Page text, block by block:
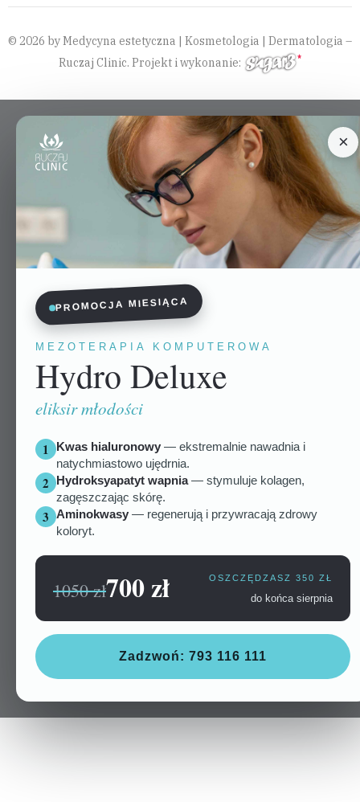
© 2026 by Medycyna estetyczna | Kosmetologia | Dermatologia –
Ruczaj Clinic. Projekt i wykonanie:
×
PROMOCJA MIESIĄCA
MEZOTERAPIA KOMPUTEROWA
Hydro Deluxe
eliksir młodości
1 Kwas hialuronowy — ekstremalnie nawadnia i
natychmiastowo ujędrnia.
2 Hydroksyapatyt wapnia— stymuluje kolagen,
zagęszczając skórę.
3 Aminokwasy — regenerują i przywracają zdrowy
koloryt.
1050 zł700 zł OSZCZĘDZASZ 350 ZŁ
do końca sierpnia
Zadzwoń: 793 116 111